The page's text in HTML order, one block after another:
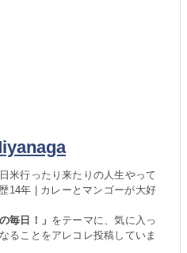
米行ったり来たりの人生やって
14年 | カレーとマンゴーが大好
毎日！」 をテーマに、気に入っ
ることをアレコレ投稿していま